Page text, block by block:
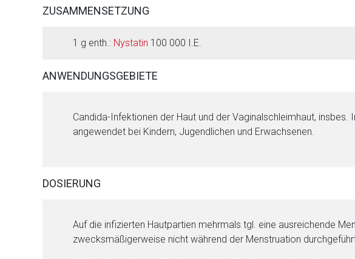
ZUSAMMENSETZUNG
1 g enth.: Nystatin 100 000 I.E.
ANWENDUNGSGEBIETE
Candida-Infektionen der Haut und der Vaginalschleimhaut,
angewendet bei Kindern, Jugendlichen und Erwachsenen.
DOSIERUNG
Auf die infizierten Hautpartien mehrmals tgl. eine ausreichende
zwecksmäßigerweise nicht während der Menstruation
Der von Ihnen aufgerufene Link öffnet eine externe Web-Seite. Für die Inhalte der